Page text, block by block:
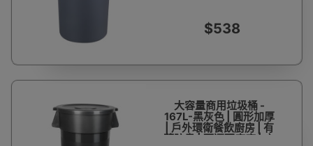
$538
大容量商用垃圾桶 -
167L-黑灰色 | 圓形加厚
| 戶外環衛餐飲廚房 | 有
蓋防臭 | 可選配底座 | 方